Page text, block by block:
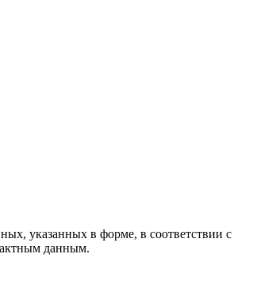
указанных в форме, в соответствии с
данным.